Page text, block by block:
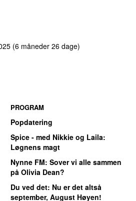
(6 måneder 26 dage)
PROGRAM
Popdatering
Spice - med Nikkie og Laila:
Løgnens magt
Nynne FM: Sover vi alle sammen
på Olivia Dean?
Du ved det: Nu er det altså
september, August Høyen!